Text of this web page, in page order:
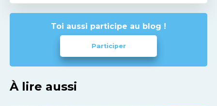
Toi aussi participe au blog !
Participer
À lire aussi